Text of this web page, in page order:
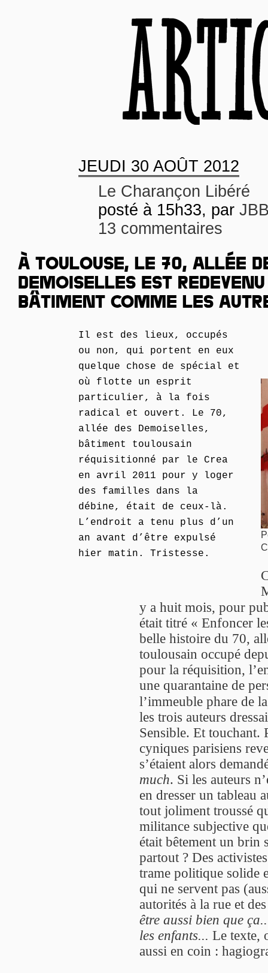
JEUDI 30 AOÛT 2012
Le Charançon Libéré
posté à 15h33, par
13 commentaires
À TOULOUSE, LE 70, ALLÉE
DEMOISELLES EST
BÂTIMENT COMME LES
Il est des lieux, occupés
ou non, qui portent en eux
quelque chose de spécial et
où flotte un esprit
particulier, à la fois
radical et ouvert. Le 70,
allée des Demoiselles,
bâtiment toulousain
réquisitionné par le Crea
en avril 2011 pour y loger
des familles dans la
débine, était de ceux-là.
L’endroit a tenu plus d’un
an avant d’être expulsé
hier matin. Tristesse.
y a huit mois, pour
était titré « Enfoncer
belle histoire du 70,
toulousain occupé
pour la réquisition,
une quarantaine de
l’immeuble phare de
les trois auteurs
Sensible. Et touchant.
cyniques parisiens
s’étaient alors
much. Si les auteurs
en dresser un tableau
tout joliment troussé
militance subjective
était bêtement un brin
partout ? Des
trame politique solide
qui ne servent pas
autorités à la rue et
être aussi bien que
les enfants... Le texte,
aussi en coin :